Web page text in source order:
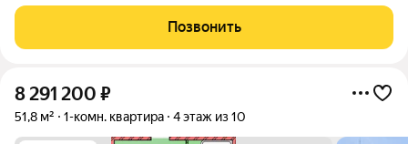
оттенках подчеркивает архитектурную аутентичность и
статус проекта. Цветовые акценты остекления
Позвонить
8 291 200 ₽
51,8 м² 1-комн. квартира 4 этаж из 10